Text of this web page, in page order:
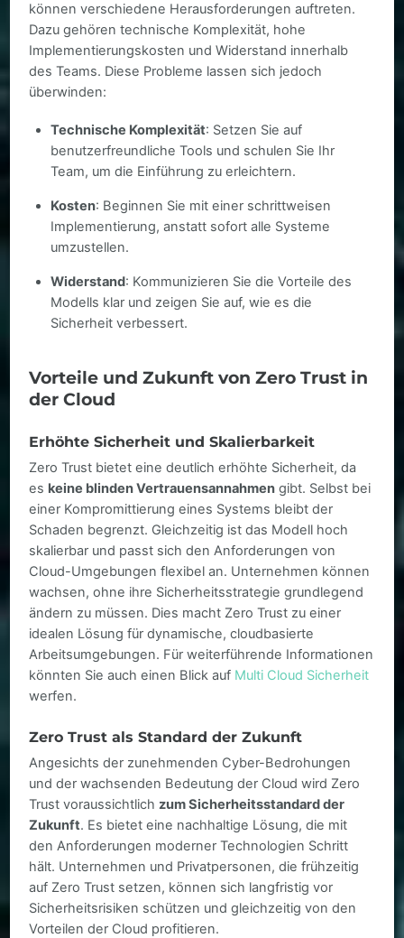
können verschiedene Herausforderungen auftreten.
Dazu gehören technische Komplexität, hohe
Implementierungskosten und Widerstand innerhalb
des Teams. Diese Probleme lassen sich jedoch
überwinden:
Technische Komplexität: Setzen Sie auf
benutzerfreundliche Tools und schulen Sie Ihr
Team, um die Einführung zu erleichtern.
Kosten: Beginnen Sie mit einer schrittweisen
Implementierung, anstatt sofort alle Systeme
umzustellen.
Widerstand: Kommunizieren Sie die Vorteile des
Modells klar und zeigen Sie auf, wie es die
Sicherheit verbessert.
Vorteile und Zukunft von Zero Trust in
der Cloud
Erhöhte Sicherheit und Skalierbarkeit
Zero Trust bietet eine deutlich erhöhte Sicherheit, da
es keine blinden Vertrauensannahmen gibt. Selbst bei
einer Kompromittierung eines Systems bleibt der
Schaden begrenzt. Gleichzeitig ist das Modell hoch
skalierbar und passt sich den Anforderungen von
Cloud-Umgebungen flexibel an. Unternehmen können
wachsen, ohne ihre Sicherheitsstrategie grundlegend
ändern zu müssen. Dies macht Zero Trust zu einer
idealen Lösung für dynamische, cloudbasierte
Arbeitsumgebungen. Für weiterführende Informationen
könnten Sie auch einen Blick auf Multi Cloud Sicherheit
werfen.
Zero Trust als Standard der Zukunft
Angesichts der zunehmenden Cyber-Bedrohungen
und der wachsenden Bedeutung der Cloud wird Zero
Trust voraussichtlichzum Sicherheitsstandard der
Zukunft. Es bietet eine nachhaltige Lösung, die mit
den Anforderungen moderner Technologien Schritt
hält. Unternehmen und Privatpersonen, die frühzeitig
auf Zero Trust setzen, können sich langfristig vor
Sicherheitsrisiken schützen und gleichzeitig von den
Vorteilen der Cloud profitieren.